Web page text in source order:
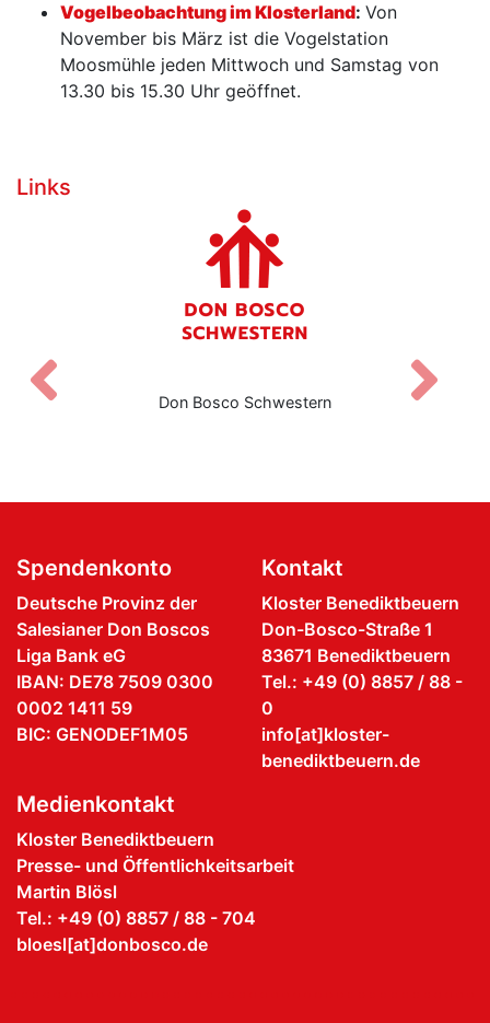
Vogelbeobachtung im Klosterland: Von
November bis März ist die Vogelstation
Moosmühle jeden Mittwoch und Samstag von
13.30 bis 15.30 Uhr geöffnet.
Links
Don Bosco Schwestern
Zurück
Spendenkonto
Deutsche Provinz der
Salesianer Don Boscos
Liga Bank eG
IBAN: DE78 7509 0300
0002 1411 59
BIC: GENODEF1M05
Kontakt
Kloster Benediktbeuern
Don-Bosco-Straße 1
83671 Benediktbeuern
Tel.: +49 (0) 8857 / 88 -
0
info[at]kloster-
benediktbeuern.de
Medienkontakt
Kloster Benediktbeuern
Presse- und Öffentlichkeitsarbeit
Martin Blösl
Tel.: +49 (0) 8857 / 88 - 704
bloesl[at]donbosco.de